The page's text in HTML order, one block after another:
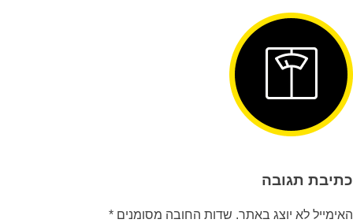
כתיבת תגובה
האימייל לא יוצג באתר. שדות החובה מסומנים *